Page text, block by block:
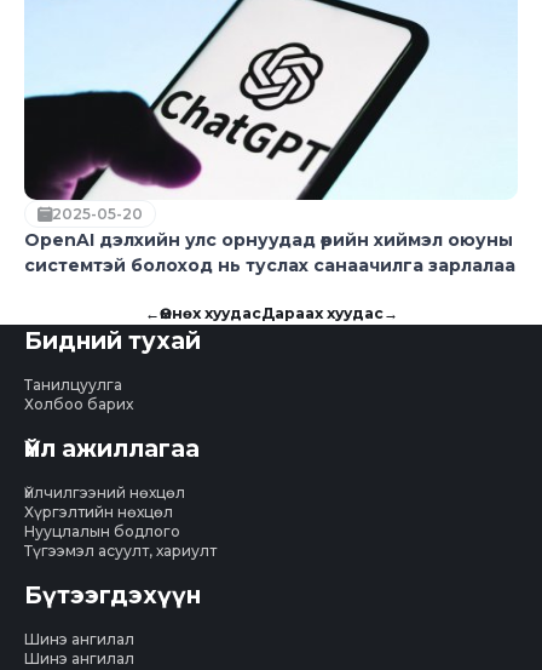
2025-05-20
OpenAI дэлхийн улс орнуудад өөрийн хиймэл оюуны
системтэй болоход нь туслах санаачилга зарлалаа
←Өмнөх хуудасДараах хуудас→
Бидний тухай
Танилцуулга
Холбоо барих
Үйл ажиллагаа
Үйлчилгээний нөхцөл
Хүргэлтийн нөхцөл
Нууцлалын бодлого
Түгээмэл асуулт, хариулт
Бүтээгдэхүүн
Шинэ ангилал
Шинэ ангилал